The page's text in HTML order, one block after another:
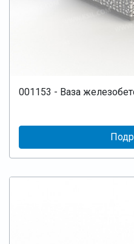
001153 - Ваза